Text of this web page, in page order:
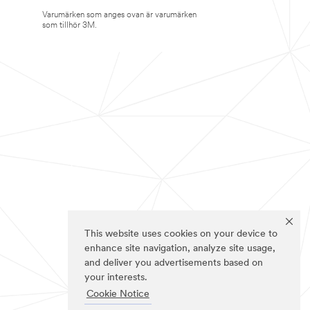
This website uses cookies on your device to
enhance site navigation, analyze site usage,
and deliver you advertisements based on
your interests.
Cookie Notice
Varumärken som anges ovan är varumärken
som tillhör 3M.